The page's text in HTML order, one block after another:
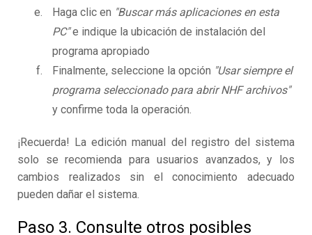
Haga clic en "Buscar más aplicaciones en esta
PC"e indique la ubicación de instalación del
programa apropiado
Finalmente, seleccione la opción "Usar siempre el
programa seleccionado para abrir NHF archivos"
y confirme toda la operación.
¡Recuerda! La edición manual del registro del sistema
solo se recomienda para usuarios avanzados, y los
cambios realizados sin el conocimiento adecuado
pueden dañar el sistema.
Paso 3. Consulte otros posibles